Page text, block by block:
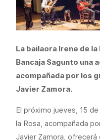
La bailaora Irene de
Bancaja Sagunto una
acompañada por los
Javier Zamora.
El próximo jueves, 15
la Rosa, acompañada
Javier Zamora, ofrecerá